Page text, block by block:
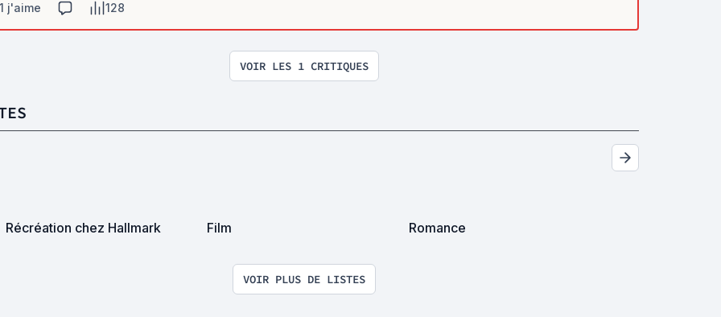
1 j'aime
128
VOIR LES 1 CRITIQUES
Récréation chez Hallmark Film Romance
VOIR PLUS DE LISTES